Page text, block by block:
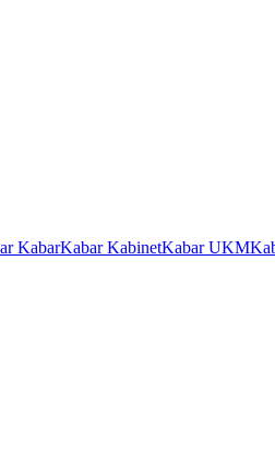
KabarKabar KabinetKabar UKM